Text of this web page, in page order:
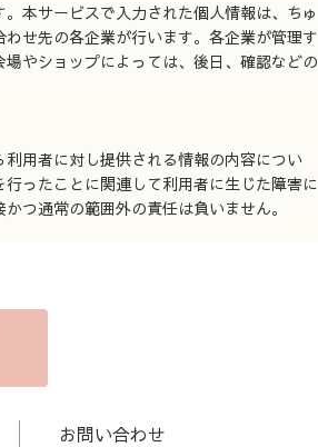
本サービスで入力された個人情報は、ちゅ
せ先の各企業が行います。各企業が管理す
やショップによっては、後日、確認などの
用者に対し提供される情報の内容につい
ったことに関連して利用者に生じた障害に
つ通常の範囲外の責任は負いません。
お問い合わせ